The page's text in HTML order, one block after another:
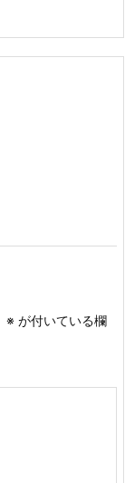
※ が付いている欄